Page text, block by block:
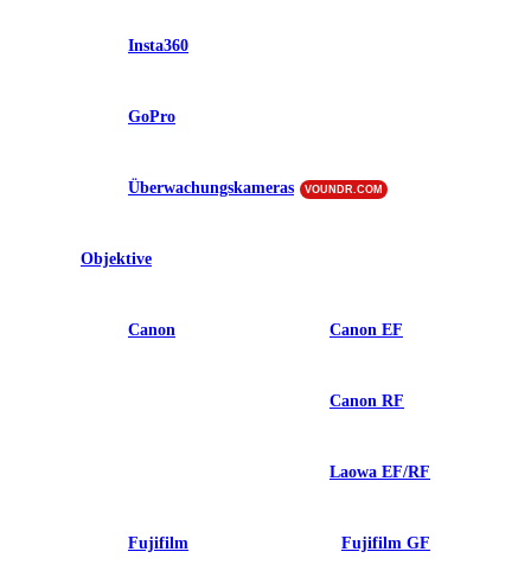
Insta360
GoPro
Überwachungskameras VOUNDR.COM
Objektive
Canon Canon EF
Canon RF
Laowa EF/RF
Fujifilm Fujifilm GF